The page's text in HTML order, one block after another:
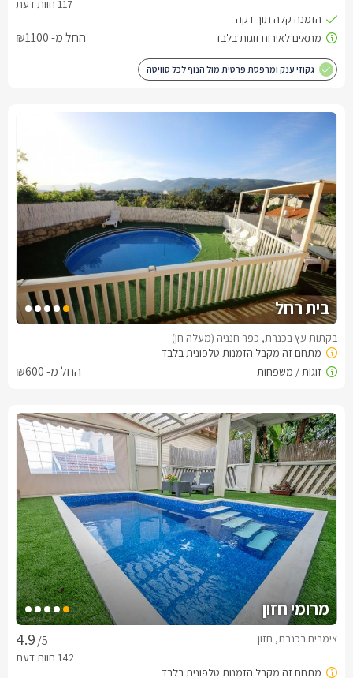
החל מ- ₪1100
גקוזי ענק ומרפסת פרטית מול הנוף לכל סוויטה
בית רחל
בקתות עץ בכנרת, כפר חנניה (מעלה חן)
החל מ- ₪600
מרומי חזון
/5 צימרים בכנרת, חזון